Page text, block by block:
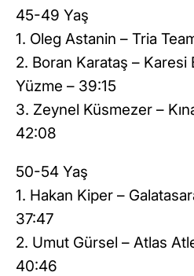
45-49 Yaş
1. Oleg Astanin – Tria
2. Boran Karataş –
Yüzme – 39:15
3. Zeynel Küsmezer –
42:08
50-54 Yaş
1. Hakan Kiper –
37:47
2. Umut Gürsel – Atlas
40:46